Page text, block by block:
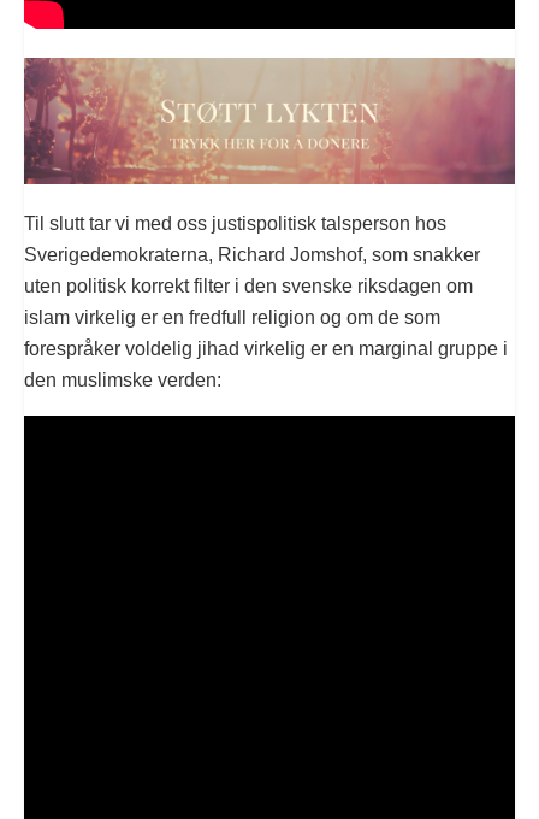
Til slutt tar vi med oss justispolitisk talsperson hos
Sverigedemokraterna, Richard Jomshof, som snakker
uten politisk korrekt filter i den svenske riksdagen om
islam virkelig er en fredfull religion og om de som
forespråker voldelig jihad virkelig er en marginal gruppe i
den muslimske verden: